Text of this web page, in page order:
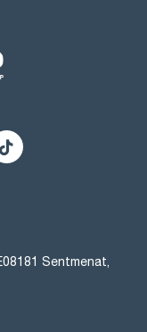
Sentmenat,